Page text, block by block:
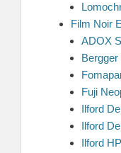
Film Noir
ADOX
Fuji
Ilford
Ilford
Ilford